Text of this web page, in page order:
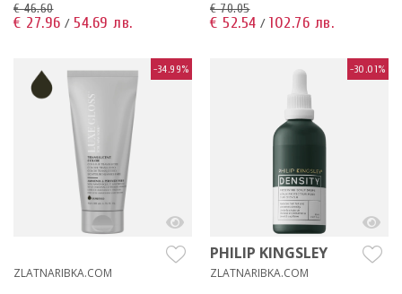
€ 46.60
€ 27.96 / 54.69 лв.
€ 70.05
€ 52.54 / 102.76 лв.
-34.99%
ZLATNARIBKA.COM
-30.01%
PHILIP KINGSLEY
ZLATNARIBKA.COM